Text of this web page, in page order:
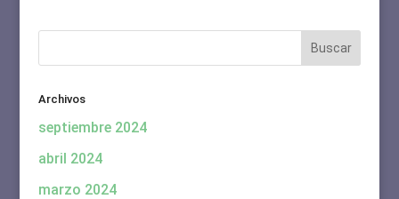
Archivos
septiembre 2024
abril 2024
marzo 2024